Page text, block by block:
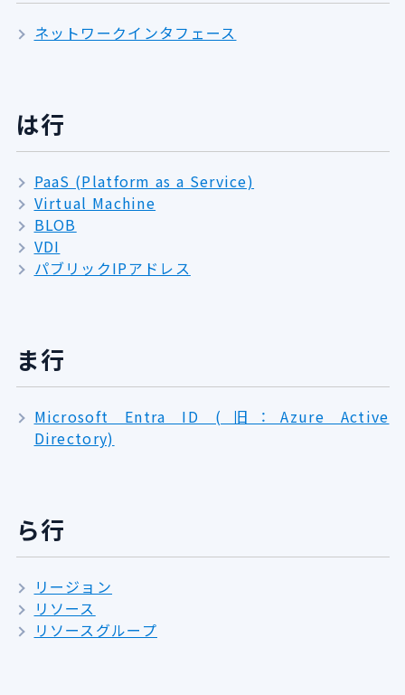
ネットワークインタフェース
は行
PaaS (Platform as a Service)
Virtual Machine
BLOB
VDI
パブリックIPアドレス
ま行
Microsoft Entra ID (旧：Azure Active
Directory)
ら行
リージョン
リソース
リソースグループ